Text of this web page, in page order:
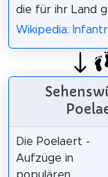
die für ihr Land
Wikipedia:
Die Poelaert -
Aufzüge in